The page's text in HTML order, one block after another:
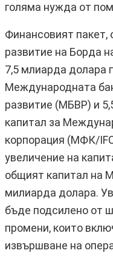
голяма нужда от
Финансовият пакет,
развитие на Борда
7,5 млиарда долара
Международната
развитие (МБВР) и
капитал за
корпорация (МФК/
увеличение на
общият капитал на
милиарда долара.
бъде подсилено от
промени, които
извършване на